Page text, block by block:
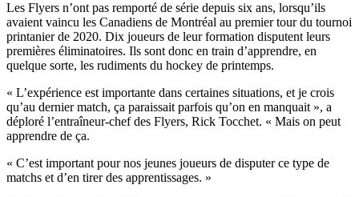
Les Flyers n’ont pas remporté de série depuis six ans, lorsqu’ils
avaient vaincu les Canadiens de Montréal au premier tour du tournoi
printanier de 2020. Dix joueurs de leur formation disputent leurs
premières éliminatoires. Ils sont donc en train d’apprendre, en
quelque sorte, les rudiments du hockey de printemps.
« L’expérience est importante dans certaines situations, et je crois
qu’au dernier match, ça paraissait parfois qu’on en manquait », a
déploré l’entraîneur-chef des Flyers, Rick Tocchet. « Mais on peut
apprendre de ça.
« C’est important pour nos jeunes joueurs de disputer ce type de
matchs et d’en tirer des apprentissages. »